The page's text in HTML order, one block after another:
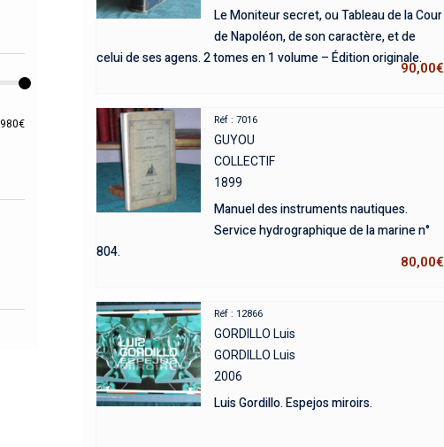
Le Moniteur secret, ou Tableau de la Cour
de Napoléon, de son caractère, et de
celui de ses agens. 2 tomes en 1 volume – Édition originale.
90,00€
Réf : 7016
GUYOU
COLLECTIF
1899
Manuel des instruments nautiques.
Service hydrographique de la marine n°
804.
80,00€
Réf : 12866
GORDILLO Luis
GORDILLO Luis
2006
Luis Gordillo. Espejos miroirs.
Prix
Prix
980€